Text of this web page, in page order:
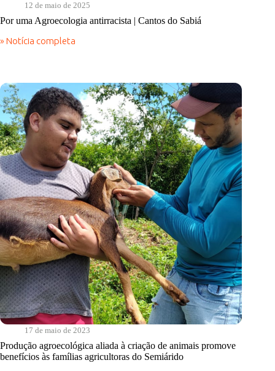
12 de maio de 2025
Por uma Agroecologia antirracista | Cantos do Sabiá
» Notícia completa
Por
|
Cantos
do
Sabiá
17 de maio de 2023
Produção agroecológica aliada à criação de animais promove
benefícios às famílias agricultoras do Semiárido